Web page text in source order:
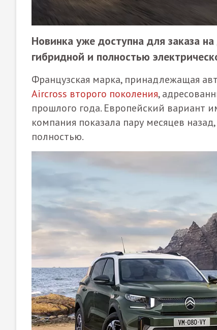
Новинка уже доступна для заказа
гибридной и полностью
Французская марка, принадлежащая
Aircross второго поколения,
прошлого года. Европейский вариант
компания показала пару месяцев
полностью.